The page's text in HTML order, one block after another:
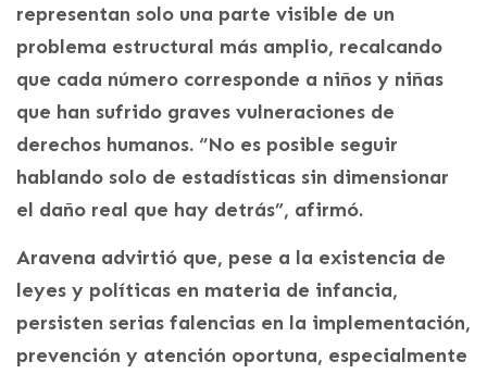
representan solo una parte visible de un
problema estructural más amplio, recalcando
que cada número corresponde a niños y niñas
que han sufrido graves vulneraciones de
derechos humanos. “No es posible seguir
hablando solo de estadísticas sin dimensionar
el daño real que hay detrás”, afirmó.
Aravena advirtió que, pese a la existencia de
leyes y políticas en materia de infancia,
persisten serias falencias en la implementación,
prevención y atención oportuna, especialmente